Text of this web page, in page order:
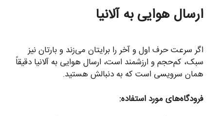
ارسال هوایی به آلانیا
اگر سرعت حرف اول و آخر را برایتان می‌زند و بارتان نیز
سبک، کم‌حجم و ارزشمند است، ارسال هوایی به آلانیا دقیقاً
همان سرویسی است که به دنبالش هستید.
فرودگاه‌های مورد استفاده: